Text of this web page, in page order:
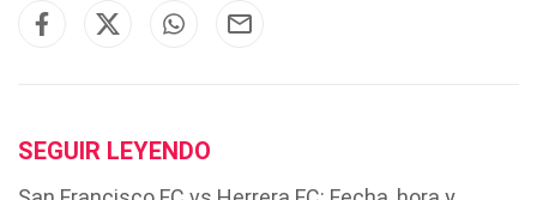
SEGUIR LEYENDO